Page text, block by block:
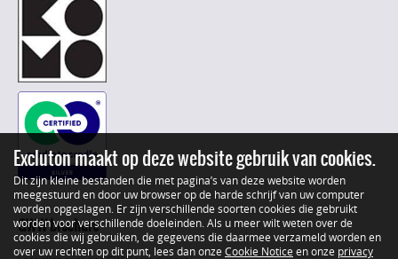
GWW brochure
Excluton maakt op deze website gebruik van cookies.
Dit zijn kleine bestanden die met pagina’s van deze website worden
meegestuurd en door uw browser op de harde schrijf van uw computer
worden opgeslagen. Er zijn verschillende soorten cookies die gebruikt
worden voor verschillende doeleinden. Als u meer wilt weten over de
cookies die wij gebruiken, de gegevens die daarmee verzameld worden en
over uw rechten op dit punt, lees dan onze Cookie Notice en onze privacy